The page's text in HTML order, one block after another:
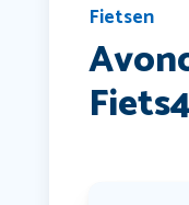
Fietsen